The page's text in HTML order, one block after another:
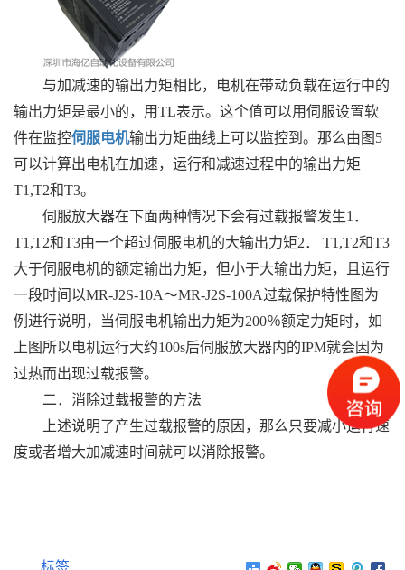
与加减速的输出力矩相比，电机在带动负载在运行中的
输出力矩是最小的，用TL表示。这个值可以用伺服设置软
件在监控伺服电机输出力矩曲线上可以监控到。那么由图5
可以计算出电机在加速，运行和减速过程中的输出力矩
T1,T2和T3。
伺服放大器在下面两种情况下会有过载报警发生1．
T1,T2和T3由一个超过伺服电机的大输出力矩2． T1,T2和T3
大于伺服电机的额定输出力矩，但小于大输出力矩，且运行
一段时间以MR-J2S-10A～MR-J2S-100A过载保护特性图为
例进行说明，当伺服电机输出力矩为200％额定力矩时，如
上图所以电机运行大约100s后伺服放大器内的IPM就会因为
过热而出现过载报警。
二．消除过载报警的方法
上述说明了产生过载报警的原因，那么只要减小运行速
度或者增大加减速时间就可以消除报警。